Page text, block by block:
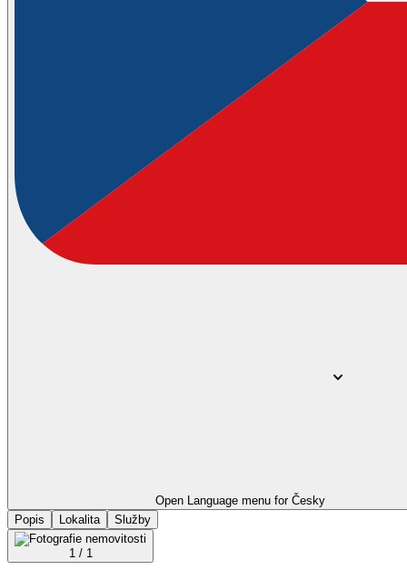
Open Language menu for Česky
Popis
Lokalita Služby
1 / 1